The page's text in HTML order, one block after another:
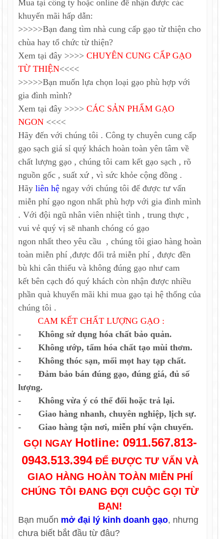
Mua tại công ty hoặc online để nhận được các
khuyến mãi hấp dẫn:
>>>>>Bạn đang tìm nhà cung cấp gạo từ thiện cho
chùa hay tổ chức từ thiện?
Xem tại đây >>>>CHUYÊN CUNG CẤP GẠO
TỪ THIỆN<<<<
>>>>>Bạn muốn lựa chọn loại gạo phù hợp với
gia đình mình?
Xem tại đây >>>>CÁC SẢN PHẨM GẠO
NGON <<<<
Hãy đến với chúng tôi . Công ty chuyên cung cấp
gạo sạch giá sỉ quý khách hoàn toàn yên tâm về
chất lượng gạo , chúng tôi cam kết gạo sạch , rõ
nguồn gốc , suất xứ , vì sức khỏe cộng đồng .
Hãyliên hệ ngay với chúng tôi để được tư vấn
miễn phí gạo ngon nhất phù hợp với gia đình mình
. Với đội ngũ nhân viên nhiệt tình , trung thực ,
vui vẻ quý vị sẽ nhanh chóng có gạo
ngon nhất theo yêu cầu , chúng tôi giao hàng hoàn
toàn miễn phí ,được đổi trả miễn phí , được đền
bù khi cân thiếu và không đúng gạo như cam
kết bên cạch đó quý khách còn nhận được nhiều
phần quà khuyến mãi khi mua gạo tại hệ thống của
chúng tôi .
CAM KẾT CHẤT LƯỢNG GẠO :
-
Không sử dụng hóa chất bảo quản.
- Không ướp, tẩm hóa chất tạo mùi thơm.
- Không thóc sạn, mối mọt hay tạp chất.
- Đảm bảo bán đúng gạo, đúng giá, đủ số
lượng.
- Không vừa ý có thể đổi hoặc trả lại.
- Giao hàng nhanh, chuyên nghiệp, lịch sự.
- Giao hàng tận nơi, miễn phí vận chuyển.
GỌI NGAY Hotline: 0911.567.813-
0943.513.394ĐỂ ĐƯỢC TƯ VẤN VÀ
GIAO HÀNG HOÀN TOÀN MIỄN PHÍ
CHÚNG TÔI ĐANG ĐỢI CUỘC GỌI TỪ
BẠN!
Bạn muốn mở đại lý kinh doanh gạo, nhưng
chưa biết bắt đầu từ đâu?